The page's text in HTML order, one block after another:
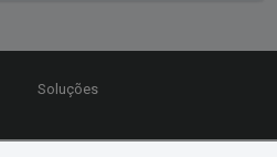
Soluções